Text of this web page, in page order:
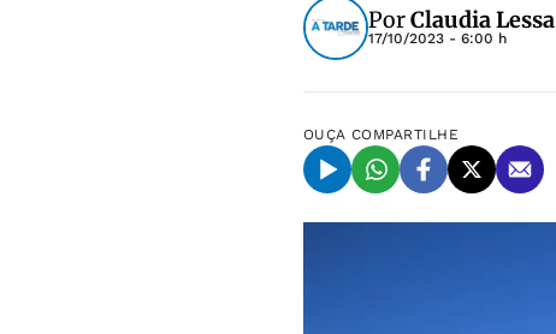
PorClaudia Lessa
17/10/2023 - 6:00 h
OUÇA COMPARTILHE